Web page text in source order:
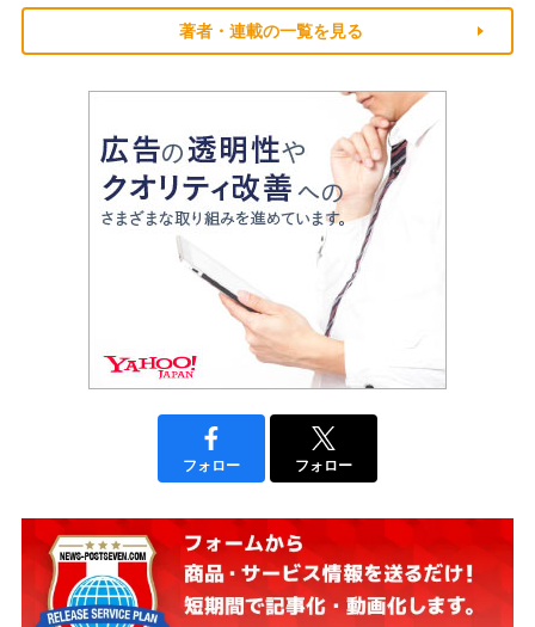
著者・連載の一覧を見る
フォロー フォロー